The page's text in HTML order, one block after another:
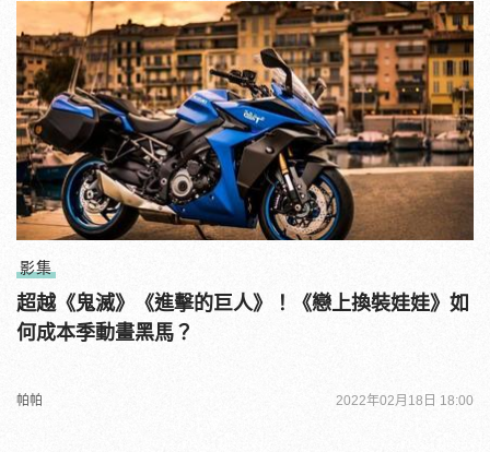
影集
超越《鬼滅》《進擊的巨人》！《戀上換裝娃娃》如
何成本季動畫黑馬？
帕帕 2022年02月18日 18:00